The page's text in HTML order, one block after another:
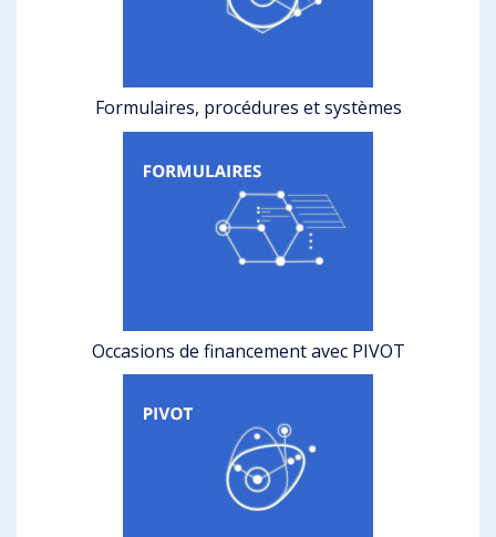
Formulaires, procédures et systèmes
Occasions de financement avec PIVOT